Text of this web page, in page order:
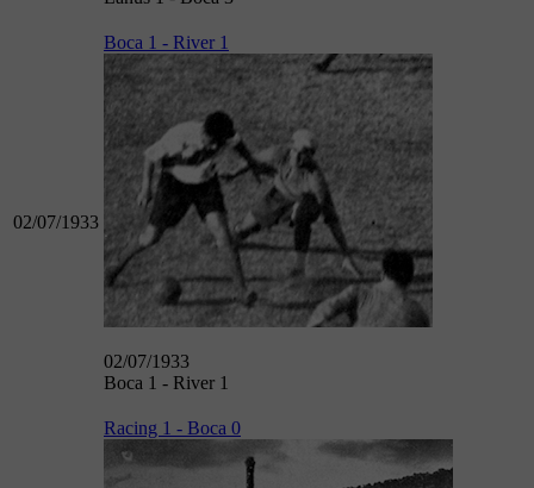
02/07/1933
Boca 1 - River 1
02/07/1933
Boca 1 - River 1
Racing 1 - Boca 0